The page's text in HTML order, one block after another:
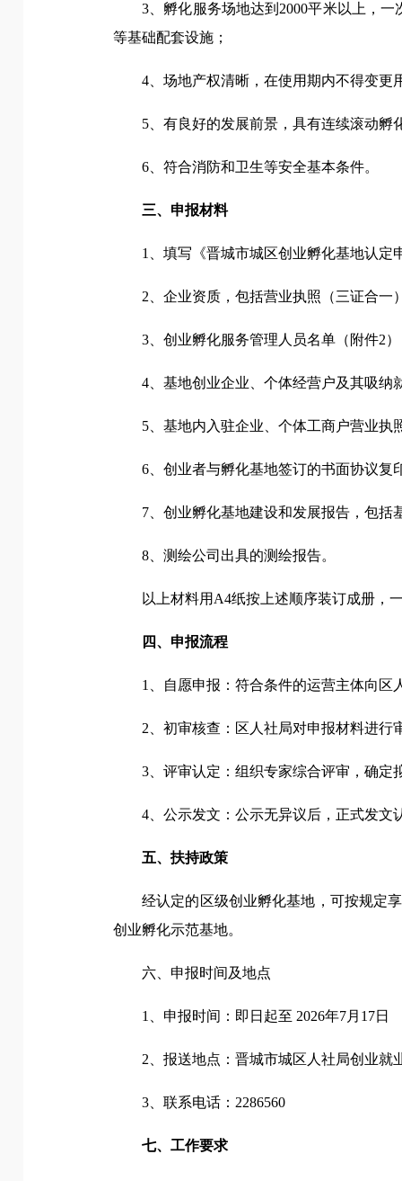
3、孵化服务场地达到2000平米以上，
等基础配套设施；
4、场地产权清晰，在使用期内不得变
5、有良好的发展前景，具有连续滚动
6、符合消防和卫生等安全基本条件。
三、申报材料
1、填写《晋城市城区创业孵化基地认定
2、企业资质，包括营业执照（三证合
3、创业孵化服务管理人员名单（附件2
4、基地创业企业、个体经营户及其吸
5、基地内入驻企业、个体工商户营业执
6、创业者与孵化基地签订的书面协议复
7、创业孵化基地建设和发展报告，包
8、测绘公司出具的测绘报告。
以上材料用A4纸按上述顺序装订成册，
四、申报流程
1、自愿申报：符合条件的运营主体向区
2、初审核查：区人社局对申报材料进行
3、评审认定：组织专家综合评审，确定
4、公示发文：公示无异议后，正式发文
五、扶持政策
经认定的区级创业孵化基地，可按规定
创业孵化示范基地。
六、申报时间及地点
1、申报时间：即日起至 2026年7月17日
2、报送地点：晋城市城区人社局创业就
3、联系电话：2286560
七、工作要求